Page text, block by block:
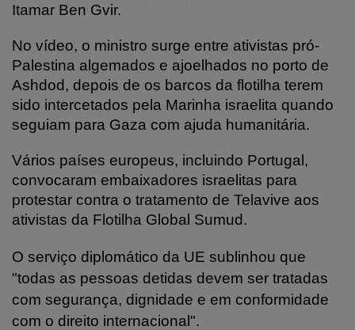
Itamar Ben Gvir.
No vídeo, o ministro surge entre ativistas pró-
Palestina algemados e ajoelhados no porto de
Ashdod, depois de os barcos da flotilha terem
sido intercetados pela Marinha israelita quando
seguiam para Gaza com ajuda humanitária.
Vários países europeus, incluindo Portugal,
convocaram embaixadores israelitas para
protestar contra o tratamento de Telavive aos
ativistas da Flotilha Global Sumud.
O serviço diplomático da UE sublinhou que
"todas as pessoas detidas devem ser tratadas
com segurança, dignidade e em conformidade
com o direito internacional".